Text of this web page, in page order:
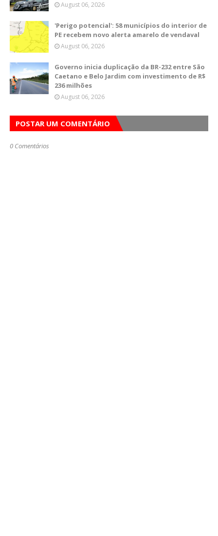
August 06, 2026
'Perigo potencial': 58 municípios do interior de
PE recebem novo alerta amarelo de vendaval
August 06, 2026
Governo inicia duplicação da BR-232 entre São
Caetano e Belo Jardim com investimento de R$
236 milhões
August 06, 2026
POSTAR UM COMENTÁRIO
0 Comentários